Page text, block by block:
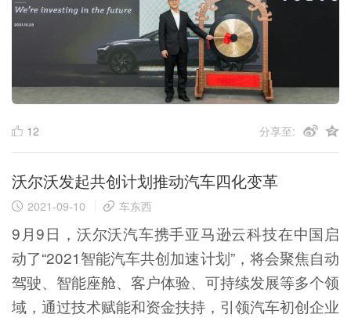
12 分享至:
沃尔沃发起共创计划推动汽车四化变革
2021-09-10 车东西
9月9日，沃尔沃汽车携手亚马逊云科技在中国启
动了“2021智能汽车共创加速计划”，将会聚焦自动
驾驶、智能座舱、客户体验、可持续发展等多个领
域，通过技术赋能和资金扶持，引领汽车初创企业